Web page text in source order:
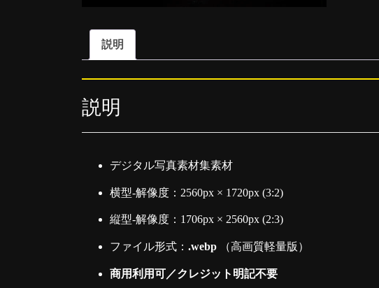
説明
説明
デジタル写真素材集素材
横型-解像度：2560px × 1720px (3:2)
縦型-解像度：1706px × 2560px (2:3)
ファイル形式： .webp （高画質軽量版）
商用利用可／クレジット明記不要